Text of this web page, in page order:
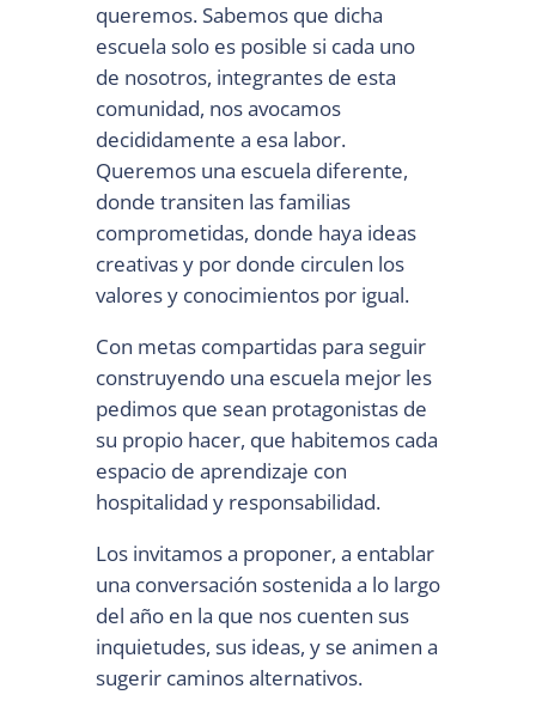
queremos. Sabemos que dicha
escuela solo es posible si cada uno
de nosotros, integrantes de esta
comunidad, nos avocamos
decididamente a esa labor.
Queremos una escuela diferente,
donde transiten las familias
comprometidas, donde haya ideas
creativas y por donde circulen los
valores y conocimientos por igual.
Con metas compartidas para seguir
construyendo una escuela mejor les
pedimos que sean protagonistas de
su propio hacer, que habitemos cada
espacio de aprendizaje con
hospitalidad y responsabilidad.
Los invitamos a proponer, a entablar
una conversación sostenida a lo largo
del año en la que nos cuenten sus
inquietudes, sus ideas, y se animen a
sugerir caminos alternativos.